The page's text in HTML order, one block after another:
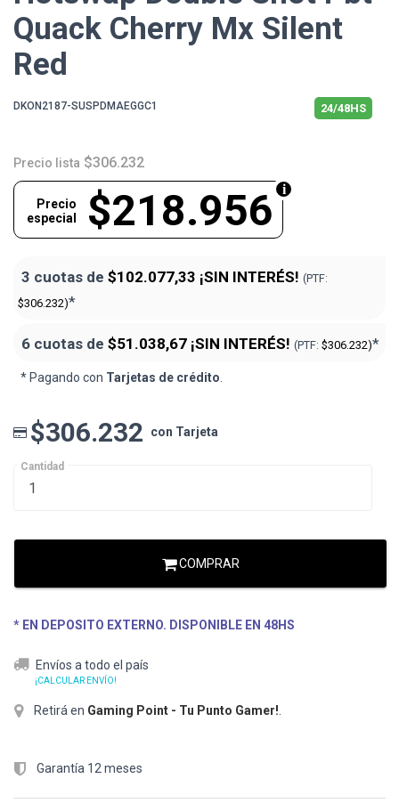
Quack Cherry Mx Silent
Red
DKON2187-SUSPDMAEGGC1 24/48HS
Precio lista $306.232
$218.956
Precio
especial
3 cuotas de $102.077,33 ¡SIN INTERÉS! (PTF:
$306.232)*
6 cuotas de $51.038,67 ¡SIN INTERÉS! (PTF: $306.232)*
* Pagando con Tarjetas de crédito
$306.232 con Tarjeta
Cantidad
COMPRAR
* EN DEPOSITO EXTERNO. DISPONIBLE EN 48HS
Envíos a todo el país
¡CALCULAR ENVÍO!
Retirá en Gaming Point - Tu Punto Gamer!
Garantía 12 meses